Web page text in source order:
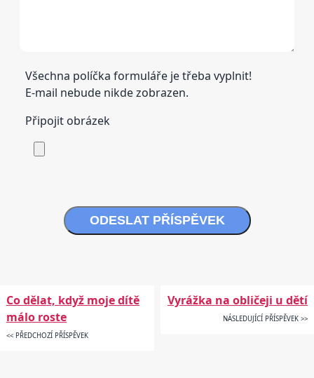
Všechna políčka formuláře je třeba vyplnit!
E-mail nebude nikde zobrazen.
Připojit obrázek
ODESLAT PŘÍSPĚVEK
Co dělat, když moje dítě
málo roste
<< PŘEDCHOZÍ PŘÍSPĚVEK
Vyrážka na obličeji u dětí
NÁSLEDUJÍCÍ PŘÍSPĚVEK >>